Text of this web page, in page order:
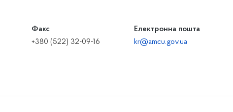
Факс
+380 (522) 32-09-16
Електронна пошта
kr@amcu.gov.ua